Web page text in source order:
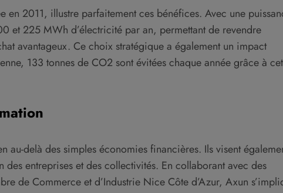
en 2011, illustre parfaitement ces bénéfices. Avec une
et 225 MWh d’électricité par an, permettant de revendre
avantageux. Ce choix stratégique a également un impact
133 tonnes de CO2 sont évitées chaque année grâce à
au-delà des simples économies financières. Ils visent
entreprises et des collectivités. En collaborant avec des
de Commerce et d’Industrie Nice Côte d’Azur, Axun